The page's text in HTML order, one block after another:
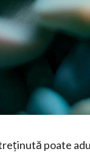
poate